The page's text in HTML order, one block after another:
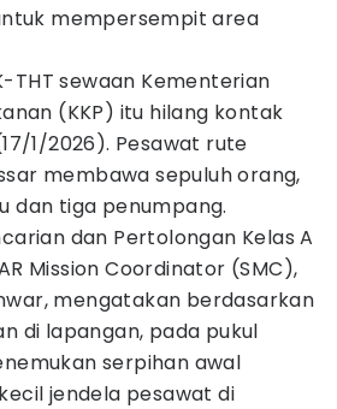
mempersempit area
THT sewaan Kementerian
(KKP) itu hilang kontak
1/2026). Pesawat rute
membawa sepuluh orang,
dan tiga penumpang.
dan Pertolongan Kelas A
Mission Coordinator (SMC),
mengatakan berdasarkan
di lapangan, pada pukul
serpihan awal
jendela pesawat di